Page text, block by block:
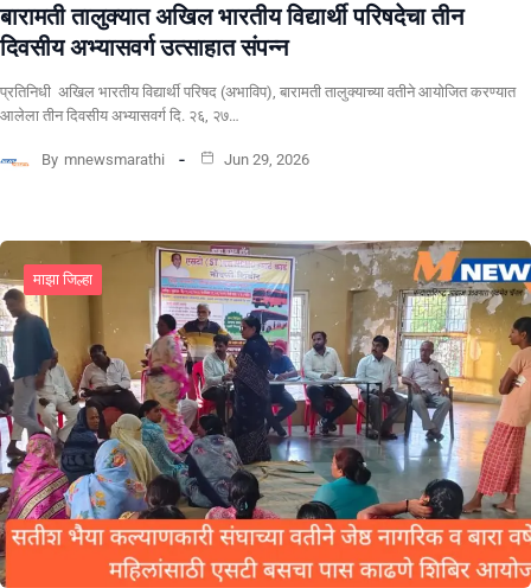
बारामती तालुक्यात अखिल भारतीय विद्यार्थी परिषदेचा तीन
दिवसीय अभ्यासवर्ग उत्साहात संपन्न
प्रतिनिधी अखिल भारतीय विद्यार्थी परिषद (अभाविप), बारामती तालुक्याच्या वतीने आयोजित करण्यात
आलेला तीन दिवसीय अभ्यासवर्ग दि. २६, २७…
By mnewsmarathi Jun 29, 2026
माझा जिल्हा